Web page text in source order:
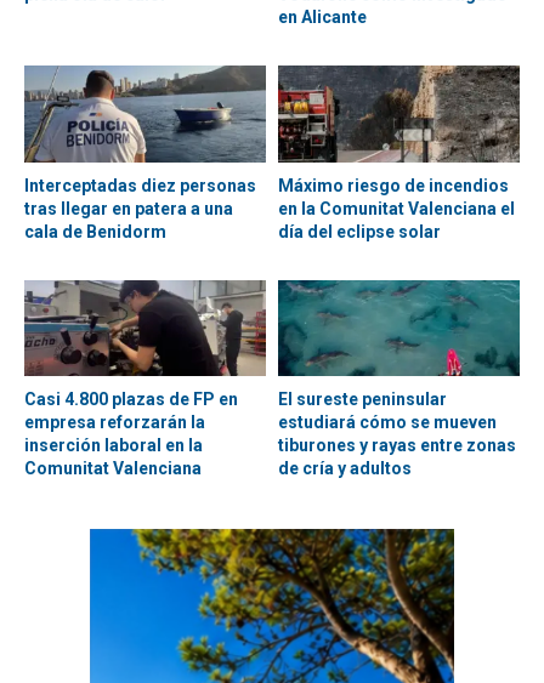
en Alicante
Interceptadas diez personas
tras llegar en patera a una
cala de Benidorm
Máximo riesgo de incendios
en la Comunitat Valenciana el
día del eclipse solar
Casi 4.800 plazas de FP en
empresa reforzarán la
inserción laboral en la
Comunitat Valenciana
El sureste peninsular
estudiará cómo se mueven
tiburones y rayas entre zonas
de cría y adultos